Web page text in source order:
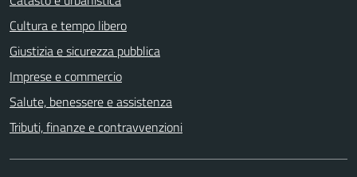
Cultura e tempo libero
Giustizia e sicurezza pubblica
Imprese e commercio
Salute, benessere e assistenza
Tributi, finanze e contravvenzioni